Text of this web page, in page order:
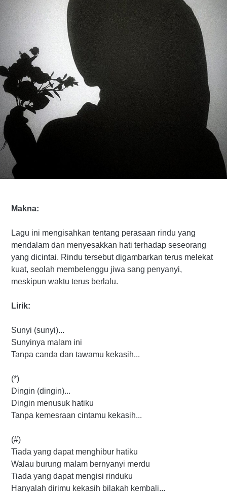
Makna:
Lagu ini mengisahkan tentang perasaan rindu yang
mendalam dan menyesakkan hati terhadap seseorang
yang dicintai. Rindu tersebut digambarkan terus melekat
kuat, seolah membelenggu jiwa sang penyanyi,
meskipun waktu terus berlalu.
Lirik:
Sunyi (sunyi)...
Sunyinya malam ini
Tanpa canda dan tawamu kekasih...
(*)
Dingin (dingin)...
Dingin menusuk hatiku
Tanpa kemesraan cintamu kekasih...
(#)
Tiada yang dapat menghibur hatiku
Walau burung malam bernyanyi merdu
Tiada yang dapat mengisi rinduku
Hanyalah dirimu kekasih bilakah kembali...